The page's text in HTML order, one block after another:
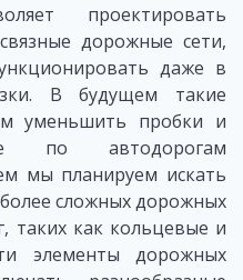
проектировать
дорожные сети,
даже в
В будущем такие
уменьшить пробки и
по автодорогам
мы планируем искать
сложных дорожных
таких как кольцевые и
элементы дорожных